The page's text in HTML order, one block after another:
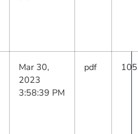
Mar 30,
2023
3:58:39 PM
pdf